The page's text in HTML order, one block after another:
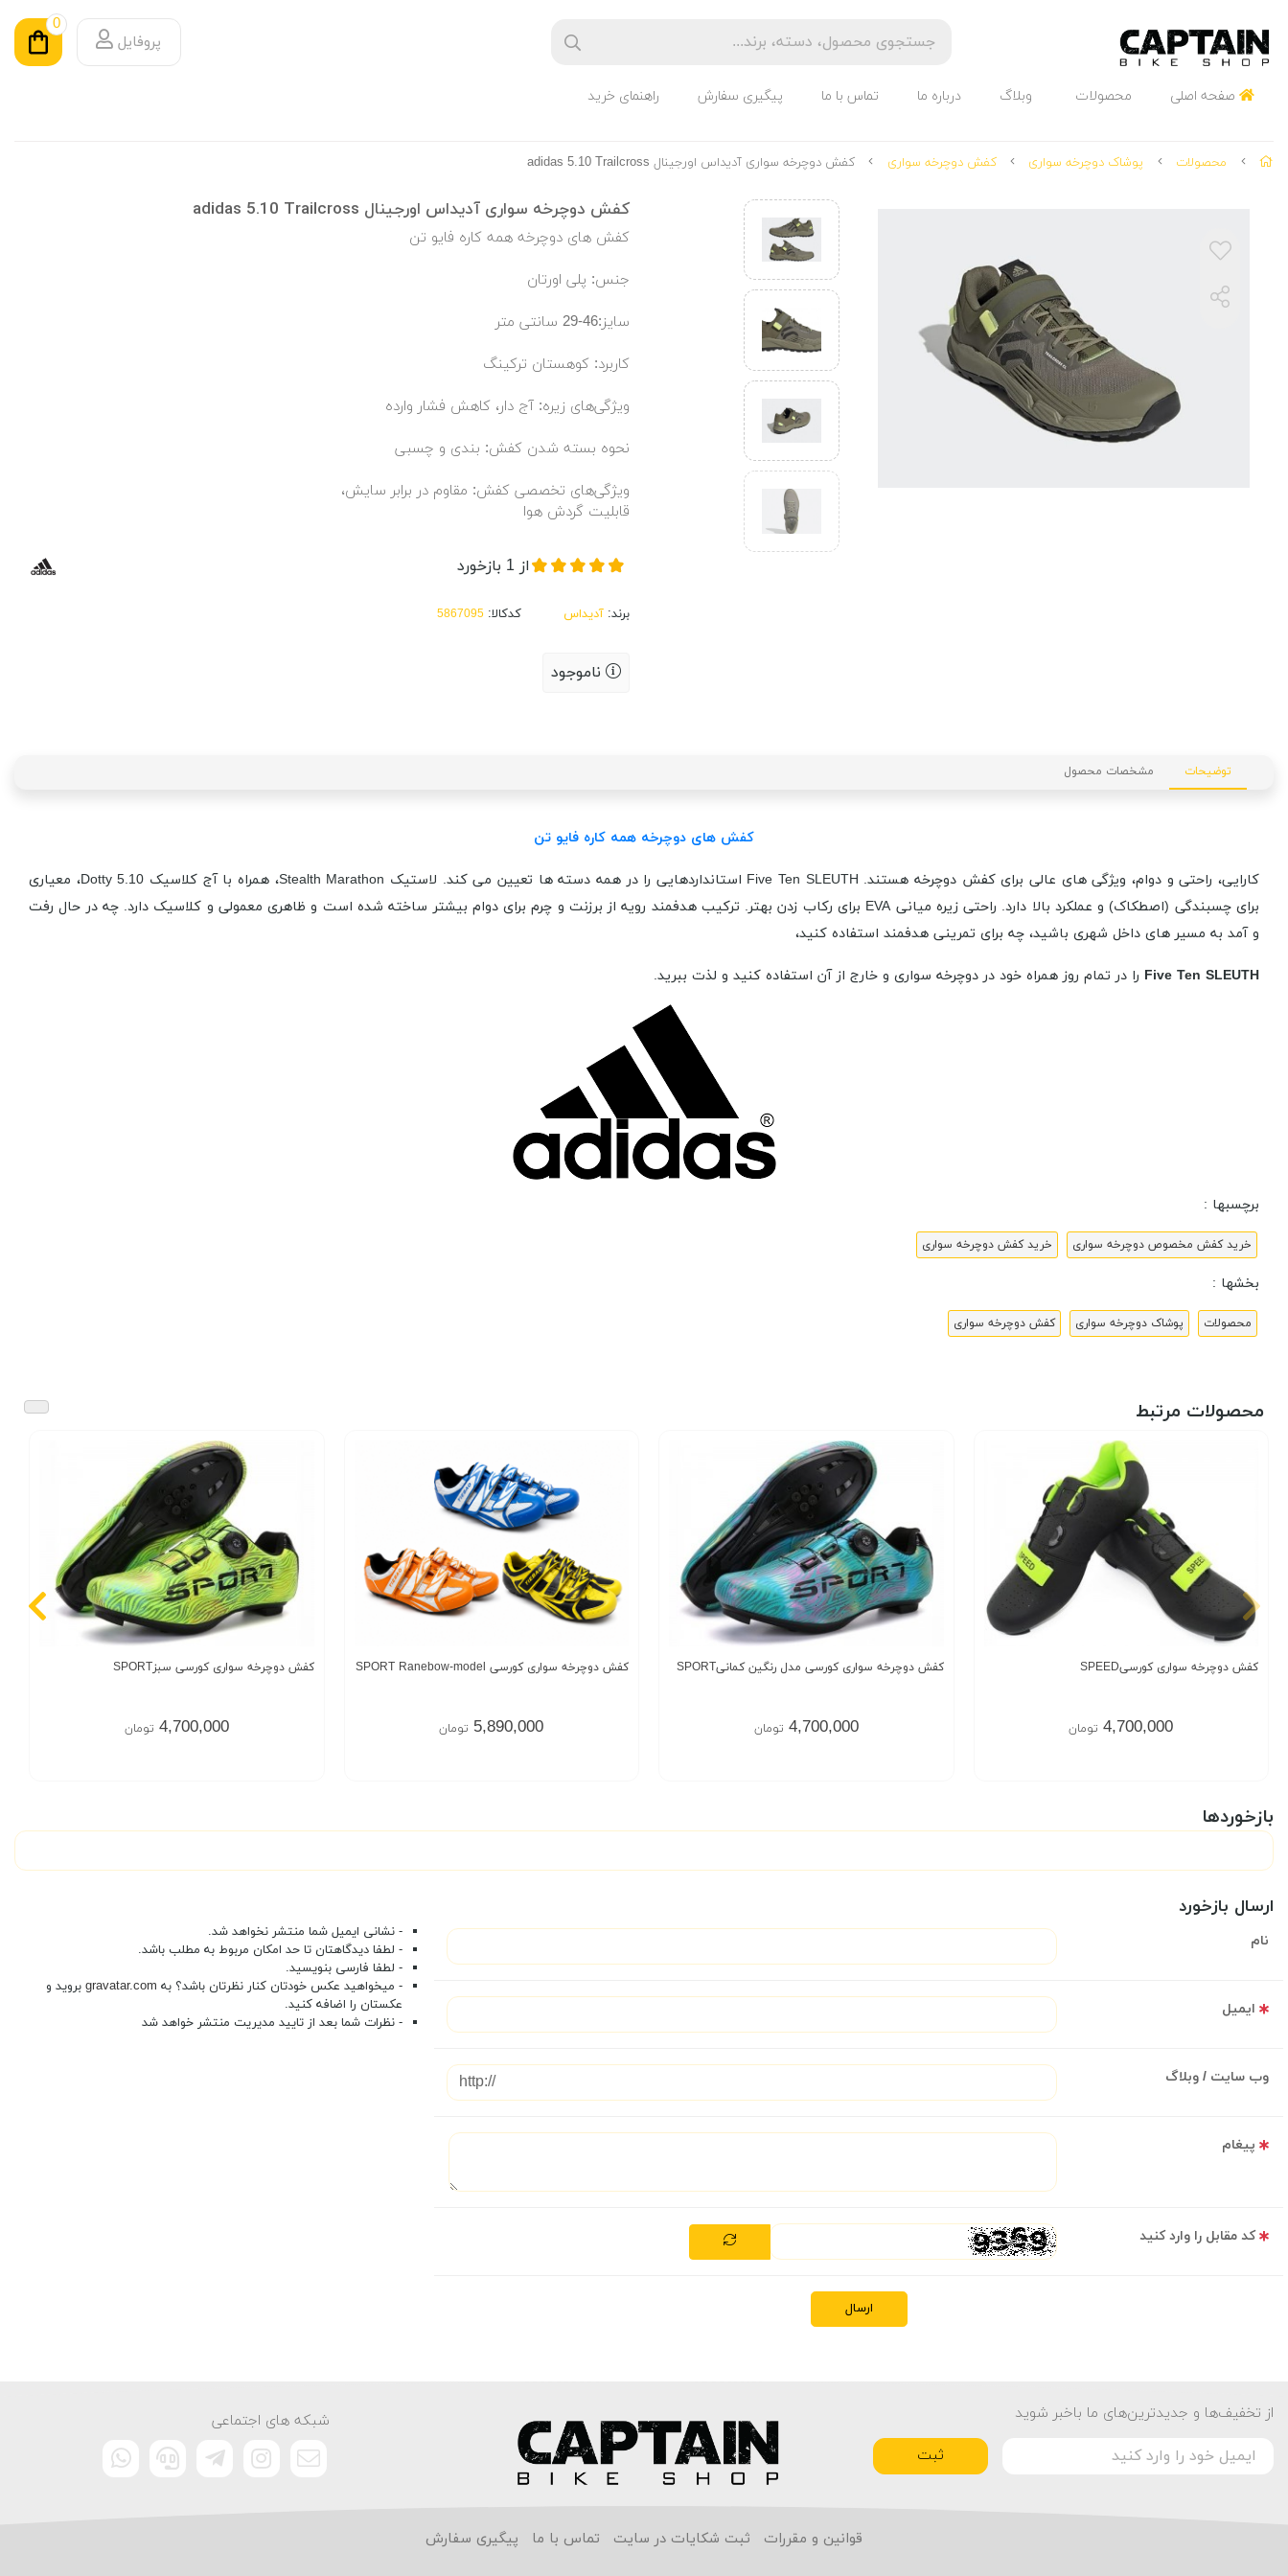
پروفایل
0
صفحه اصلی محصولات وبلاگ درباره ما تماس با ما پیگیری سفارش راهنمای خرید
محصولات پوشاک دوچرخه سواری کفش دوچرخه سواری کفش دوچرخه سواری آدیداس اورجینال adidas 5.10 Trailcross
کفش دوچرخه سواری آدیداس اورجینال adidas 5.10 Trailcross
کفش های دوچرخه همه کاره فایو تن
جنس: پلی اورتان
سایز:46-29 سانتی متر
کاربرد: کوهستان ترکینگ
ویژگی‌های زیره: آج دار، کاهش فشار وارده
نحوه بسته شدن کفش: بندی و چسبی
ویژگی‌های تخصصی کفش: مقاوم در برابر سایش،
قابلیت گردش هوا
از 1 بازخورد
برند: آدیداس کدکالا:
ناموجود
توضیحات مشخصات محصول
کفش های دوچرخه همه کاره فایو تن
کارایی، راحتی و دوام، ویژگی های عالی برای کفش دوچرخه هستند. Five Ten SLEUTH استانداردهایی را در همه دسته ها تعیین می کند. لاستیک Stealth Marathon، همراه با آج کلاسیک Dotty 5.10، معیاری
برای چسبندگی (اصطکاک) و عملکرد بالا دارد. راحتی زیره میانی EVA برای رکاب زدن بهتر. ترکیب هدفمند رویه از برزنت و چرم برای دوام بیشتر ساخته شده است و ظاهری معمولی و کلاسیک دارد. چه در حال رفت
و آمد به مسیر های داخل شهری باشید، چه برای تمرینی هدفمند استفاده کنید،
Five Ten SLEUTH را در تمام روز همراه خود در دوچرخه سواری و خارج از آن استفاده کنید و لذت ببرید.
برچسبها :
خرید کفش مخصوص دوچرخه سواری خرید کفش دوچرخه سواری
بخشها :
محصولات پوشاک دوچرخه سواری کفش دوچرخه سواری
محصولات مرتبط
کفش دوچرخه سواری کورسیSPEED
4,700,000 تومان
کفش دوچرخه سواری کورسی مدل رنگین کمانیSPORT
4,700,000 تومان
کفش دوچرخه سواری کورسی SPORT Ranebow-model
5,890,000 تومان
کفش دوچرخه سواری کورسی سبزSPORT
4,700,000 تومان
بازخوردها
ارسال بازخورد
نام
ایمیل
وب سایت / وبلاگ
پیغام
کد مقابل را وارد کنید
ارسال
- نشانی ایمیل شما منتشر نخواهد شد.
- لطفا دیدگاهتان تا حد امکان مربوط به مطلب باشد.
- لطفا فارسی بنویسید.
- میخواهید عکس خودتان کنار نظرتان باشد؟ به gravatar.com بروید و
عکستان را اضافه کنید.
- نظرات شما بعد از تایید مدیریت منتشر خواهد شد
از تخفیف‌ها و جدیدترین‌های ما باخبر شوید
ثبت
شبکه های اجتماعی
قوانین و مقررات ثبت شکایات در سایت تماس با ما پیگیری سفارش